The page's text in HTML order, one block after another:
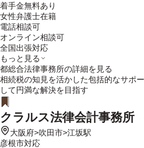
着手金無料あり
女性弁護士在籍
電話相談可
オンライン相談可
全国出張対応
もっと見る
都総合法律事務所の詳細を見る
相続税の知見を活かした包括的なサポ
して円満な解決を目指す
クラルス法律会計事務所
大阪府>吹田市>江坂駅
彦根市対応